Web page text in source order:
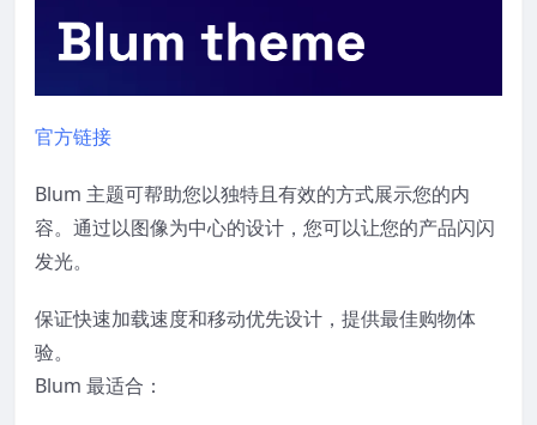
官方链接
Blum 主题可帮助您以独特且有效的方式展示您的内
容。通过以图像为中心的设计，您可以让您的产品闪闪
发光。
保证快速加载速度和移动优先设计，提供最佳购物体
验。
Blum 最适合：